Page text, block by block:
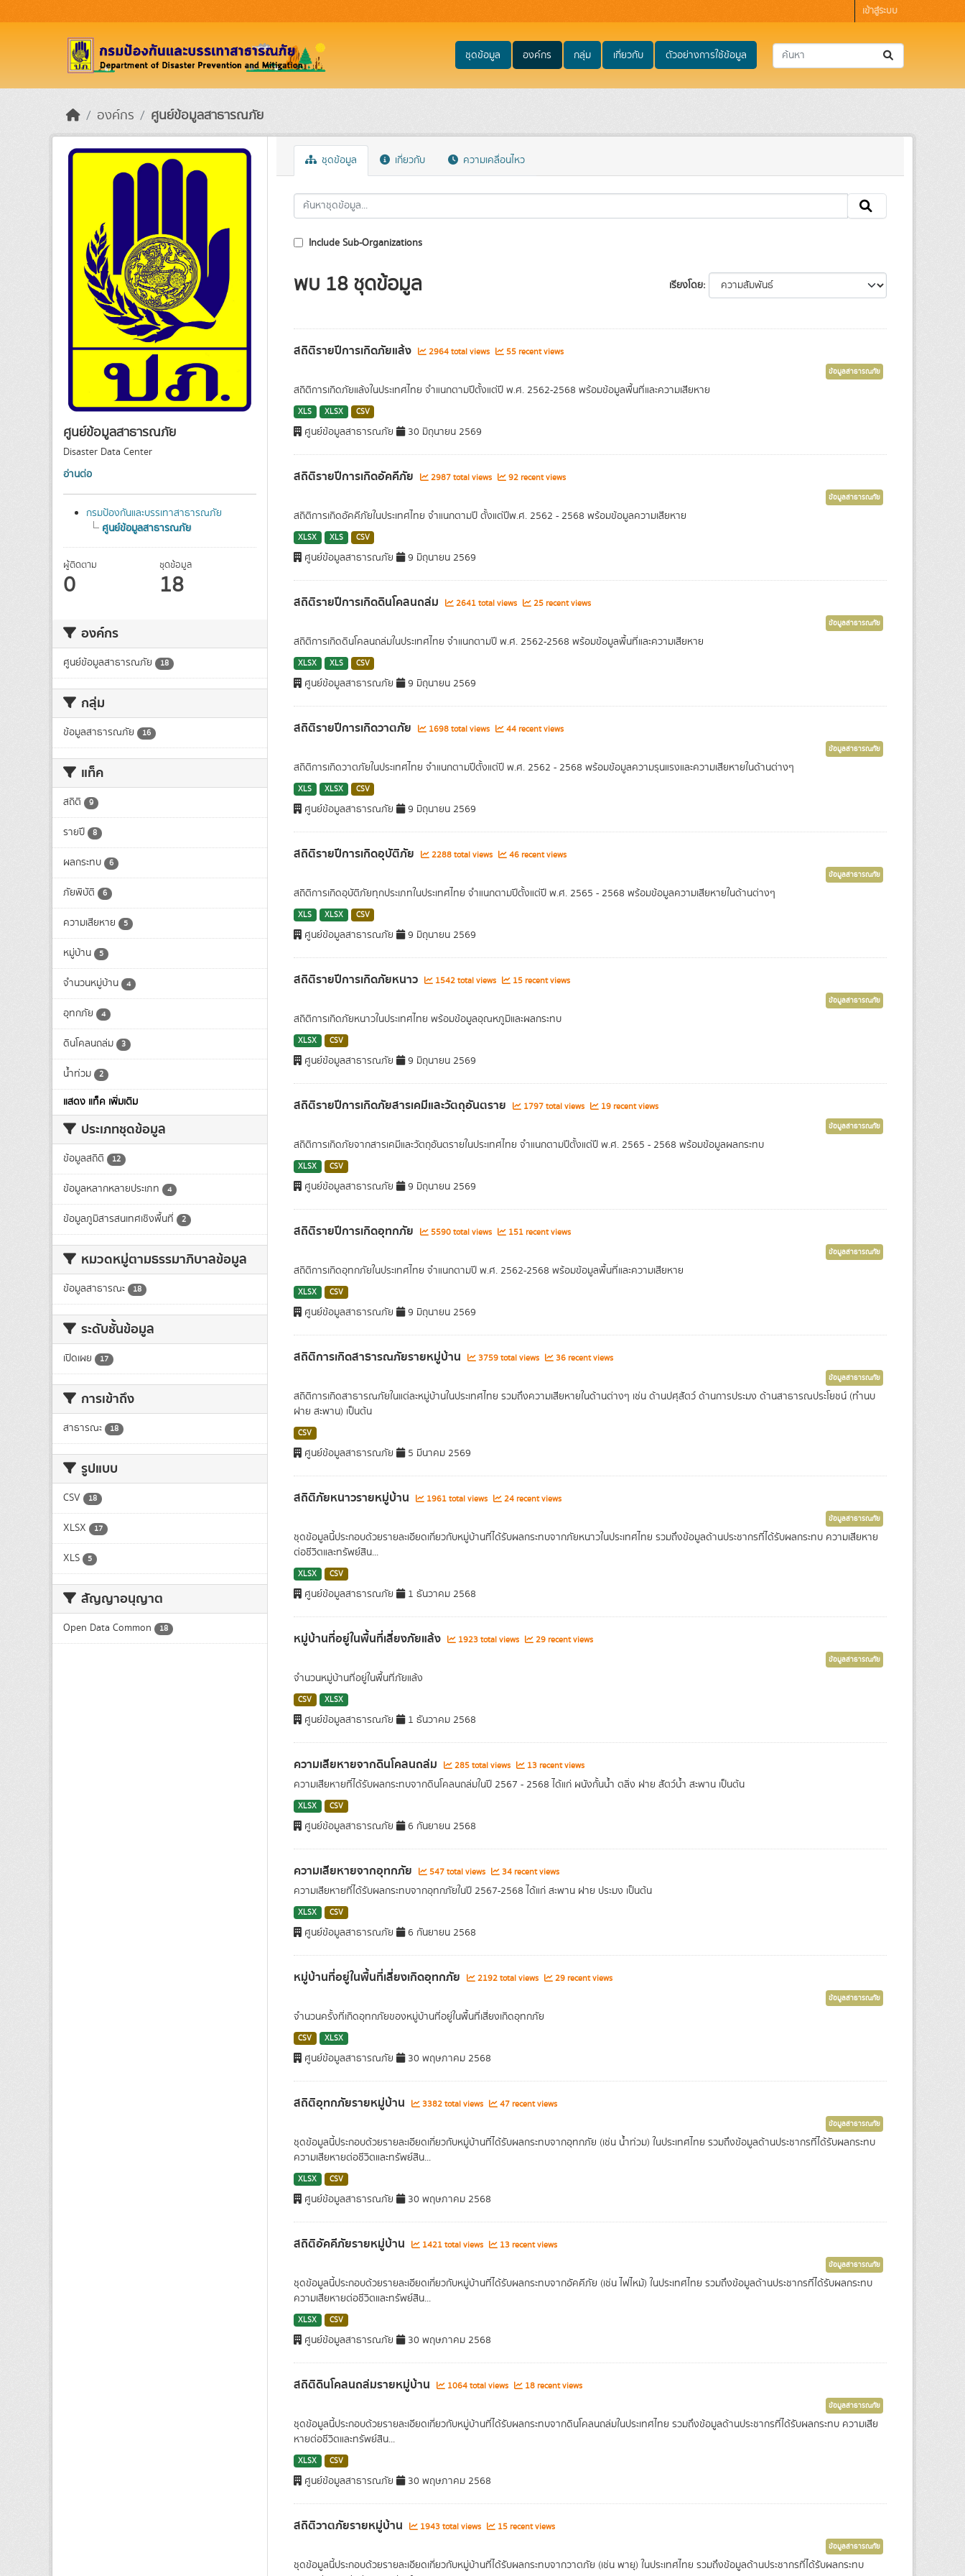
เข้าสู่ระบบ
ชุดข้อมูล องค์กร กลุ่ม เกี่ยวกับ ตัวอย่างการใช้ข้อมูล
องค์กร ศูนย์ข้อมูลสาธารณภัย
ศูนย์ข้อมูลสาธารณภัย
Disaster Data Center
อ่านต่อ
กรมป้องกันและบรรเทาสาธารณภัย
ศูนย์ข้อมูลสาธารณภัย
ผู้ติดตาม
0
ชุดข้อมูล
18
องค์กร
ศูนย์ข้อมูลสาธารณภัย 18
กลุ่ม
ข้อมูลสาธารณภัย 16
แท็ค
สถิติ 9
รายปี 8
ผลกระทบ 6
ภัยพิบัติ 6
ความเสียหาย 5
หมู่บ้าน 5
จำนวนหมู่บ้าน 4
อุทกภัย 4
ดินโคลนถล่ม 3
น้ำท่วม 2
แสดง แท็ค เพิ่มเติม
ประเภทชุดข้อมูล
ข้อมูลสถิติ 12
ข้อมูลหลากหลายประเภท 4
ข้อมูลภูมิสารสนเทศเชิงพื้นที่ 2
หมวดหมู่ตามธรรมาภิบาลข้อมูล
ข้อมูลสาธารณะ 18
ระดับชั้นข้อมูล
เปิดเผย 17
การเข้าถึง
สาธารณะ 18
รูปแบบ
CSV 18
XLSX 17
XLS 5
สัญญาอนุญาต
Open Data Common 18
ชุดข้อมูล เกี่ยวกับ ความเคลื่อนไหว
Include Sub-Organizations
เรียงโดย
พบ 18 ชุดข้อมูล
สถิติรายปีการเกิดภัยแล้ง 2964 total views 55 recent views
ข้อมูลสาธารณภัย
สถิติการเกิดภัยแล้งในประเทศไทย จำแนกตามปีตั้งแต่ปี พ.ศ. 2562-2568 พร้อมข้อมูลพื้นที่และความเสียหาย
XLS XLSX CSV
ศูนย์ข้อมูลสาธารณภัย 30 มิถุนายน 2569
สถิติรายปีการเกิดอัคคีภัย 2987 total views 92 recent views
ข้อมูลสาธารณภัย
สถิติการเกิดอัคคีภัยในประเทศไทย จำแนกตามปี ตั้งแต่ปีพ.ศ. 2562 - 2568 พร้อมข้อมูลความเสียหาย
XLSX XLS CSV
ศูนย์ข้อมูลสาธารณภัย 9 มิถุนายน 2569
สถิติรายปีการเกิดดินโคลนถล่ม 2641 total views 25 recent views
ข้อมูลสาธารณภัย
สถิติการเกิดดินโคลนถล่มในประเทศไทย จำแนกตามปี พ.ศ. 2562-2568 พร้อมข้อมูลพื้นที่และความเสียหาย
XLSX XLS CSV
ศูนย์ข้อมูลสาธารณภัย 9 มิถุนายน 2569
สถิติรายปีการเกิดวาตภัย 1698 total views 44 recent views
ข้อมูลสาธารณภัย
สถิติการเกิดวาตภัยในประเทศไทย จำแนกตามปีตั้งแต่ปี พ.ศ. 2562 - 2568 พร้อมข้อมูลความรุนแรงและความเสียหายในด้านต่างๆ
XLS XLSX CSV
ศูนย์ข้อมูลสาธารณภัย 9 มิถุนายน 2569
สถิติรายปีการเกิดอุบัติภัย 2288 total views 46 recent views
ข้อมูลสาธารณภัย
สถิติการเกิดอุบัติภัยทุกประเภทในประเทศไทย จำแนกตามปีตั้งแต่ปี พ.ศ. 2565 - 2568 พร้อมข้อมูลความเสียหายในด้านต่างๆ
XLS XLSX CSV
ศูนย์ข้อมูลสาธารณภัย 9 มิถุนายน 2569
สถิติรายปีการเกิดภัยหนาว 1542 total views 15 recent views
ข้อมูลสาธารณภัย
สถิติการเกิดภัยหนาวในประเทศไทย พร้อมข้อมูลอุณหภูมิและผลกระทบ
XLSX CSV
ศูนย์ข้อมูลสาธารณภัย 9 มิถุนายน 2569
สถิติรายปีการเกิดภัยสารเคมีและวัตถุอันตราย 1797 total views 19 recent views
ข้อมูลสาธารณภัย
สถิติการเกิดภัยจากสารเคมีและวัตถุอันตรายในประเทศไทย จำแนกตามปีตั้งแต่ปี พ.ศ. 2565 - 2568 พร้อมข้อมูลผลกระทบ
XLSX CSV
ศูนย์ข้อมูลสาธารณภัย 9 มิถุนายน 2569
สถิติรายปีการเกิดอุทกภัย 5590 total views 151 recent views
ข้อมูลสาธารณภัย
สถิติการเกิดอุทกภัยในประเทศไทย จำแนกตามปี พ.ศ. 2562-2568 พร้อมข้อมูลพื้นที่และความเสียหาย
XLSX CSV
ศูนย์ข้อมูลสาธารณภัย 9 มิถุนายน 2569
สถิติการเกิดสาธารณภัยรายหมู่บ้าน 3759 total views 36 recent views
ข้อมูลสาธารณภัย
สถิติการเกิดสาธารณภัยในแต่ละหมู่บ้านในประเทศไทย รวมถึงความเสียหายในด้านต่างๆ เช่น ด้านปศุสัตว์ ด้านการประมง ด้านสาธารณประโยชน์ (ทำนบ
ฝาย สะพาน) เป็นต้น
CSV
ศูนย์ข้อมูลสาธารณภัย 5 มีนาคม 2569
สถิติภัยหนาวรายหมู่บ้าน 1961 total views 24 recent views
ข้อมูลสาธารณภัย
ชุดข้อมูลนี้ประกอบด้วยรายละเอียดเกี่ยวกับหมู่บ้านที่ได้รับผลกระทบจากภัยหนาวในประเทศไทย รวมถึงข้อมูลด้านประชากรที่ได้รับผลกระทบ ความเสียหาย
ต่อชีวิตและทรัพย์สิน...
XLSX CSV
ศูนย์ข้อมูลสาธารณภัย 1 ธันวาคม 2568
หมู่บ้านที่อยู่ในพื้นที่เสี่ยงภัยแล้ง 1923 total views 29 recent views
ข้อมูลสาธารณภัย
จำนวนหมู่บ้านที่อยู่ในพื้นที่ภัยแล้ง
CSV XLSX
ศูนย์ข้อมูลสาธารณภัย 1 ธันวาคม 2568
ความเสียหายจากดินโคลนถล่ม 285 total views 13 recent views
ความเสียหายที่ได้รับผลกระทบจากดินโคลนถล่มในปี 2567 - 2568 ได้แก่ ผนังกั้นน้ำ ตลิ่ง ฝาย สัตว์น้ำ สะพาน เป็นต้น
XLSX CSV
ศูนย์ข้อมูลสาธารณภัย 6 กันยายน 2568
ความเสียหายจากอุทกภัย 547 total views 34 recent views
ความเสียหายที่ได้รับผลกระทบจากอุทกภัยในปี 2567-2568 ได้แก่ สะพาน ฝาย ประมง เป็นต้น
XLSX CSV
ศูนย์ข้อมูลสาธารณภัย 6 กันยายน 2568
หมู่บ้านที่อยู่ในพื้นที่เสี่ยงเกิดอุทกภัย 2192 total views 29 recent views
ข้อมูลสาธารณภัย
จำนวนครั้งที่เกิดอุทกภัยของหมู่บ้านที่อยู่ในพื้นที่เสี่ยงเกิดอุทกภัย
CSV XLSX
ศูนย์ข้อมูลสาธารณภัย 30 พฤษภาคม 2568
สถิติอุทกภัยรายหมู่บ้าน 3382 total views 47 recent views
ข้อมูลสาธารณภัย
ชุดข้อมูลนี้ประกอบด้วยรายละเอียดเกี่ยวกับหมู่บ้านที่ได้รับผลกระทบจากอุทกภัย (เช่น น้ำท่วม) ในประเทศไทย รวมถึงข้อมูลด้านประชากรที่ได้รับผลกระทบ
ความเสียหายต่อชีวิตและทรัพย์สิน...
XLSX CSV
ศูนย์ข้อมูลสาธารณภัย 30 พฤษภาคม 2568
สถิติอัคคีภัยรายหมู่บ้าน 1421 total views 13 recent views
ข้อมูลสาธารณภัย
ชุดข้อมูลนี้ประกอบด้วยรายละเอียดเกี่ยวกับหมู่บ้านที่ได้รับผลกระทบจากอัคคีภัย (เช่น ไฟไหม้) ในประเทศไทย รวมถึงข้อมูลด้านประชากรที่ได้รับผลกระทบ
ความเสียหายต่อชีวิตและทรัพย์สิน...
XLSX CSV
ศูนย์ข้อมูลสาธารณภัย 30 พฤษภาคม 2568
สถิติดินโคลนถล่มรายหมู่บ้าน 1064 total views 18 recent views
ข้อมูลสาธารณภัย
ชุดข้อมูลนี้ประกอบด้วยรายละเอียดเกี่ยวกับหมู่บ้านที่ได้รับผลกระทบจากดินโคลนถล่มในประเทศไทย รวมถึงข้อมูลด้านประชากรที่ได้รับผลกระทบ ความเสีย
หายต่อชีวิตและทรัพย์สิน...
XLSX CSV
ศูนย์ข้อมูลสาธารณภัย 30 พฤษภาคม 2568
สถิติวาตภัยรายหมู่บ้าน 1943 total views 15 recent views
ข้อมูลสาธารณภัย
ชุดข้อมูลนี้ประกอบด้วยรายละเอียดเกี่ยวกับหมู่บ้านที่ได้รับผลกระทบจากวาตภัย (เช่น พายุ) ในประเทศไทย รวมถึงข้อมูลด้านประชากรที่ได้รับผลกระทบ